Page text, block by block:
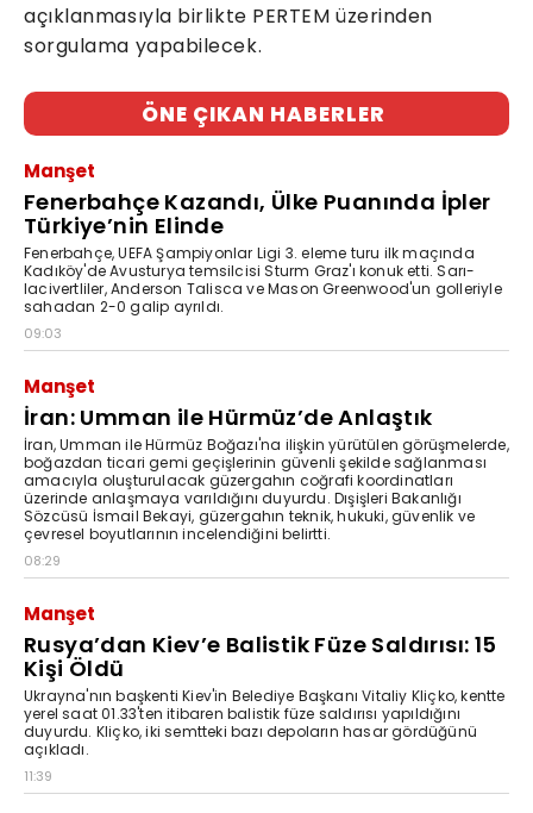
açıklanmasıyla birlikte PERTEM üzerinden
sorgulama yapabilecek.
ÖNE ÇIKAN HABERLER
Manşet
Fenerbahçe Kazandı, Ülke Puanında İpler
Türkiye’nin Elinde
Fenerbahçe, UEFA Şampiyonlar Ligi 3. eleme turu ilk maçında
Kadıköy'de Avusturya temsilcisi Sturm Graz'ı konuk etti. Sarı-
lacivertliler, Anderson Talisca ve Mason Greenwood'un golleriyle
sahadan 2-0 galip ayrıldı.
09:03
Manşet
İran: Umman ile Hürmüz’de Anlaştık
İran, Umman ile Hürmüz Boğazı'na ilişkin yürütülen görüşmelerde,
boğazdan ticari gemi geçişlerinin güvenli şekilde sağlanması
amacıyla oluşturulacak güzergahın coğrafi koordinatları
üzerinde anlaşmaya varıldığını duyurdu. Dışişleri Bakanlığı
Sözcüsü İsmail Bekayi, güzergahın teknik, hukuki, güvenlik ve
çevresel boyutlarının incelendiğini belirtti.
08:29
Manşet
Rusya’dan Kiev’e Balistik Füze Saldırısı: 15
Kişi Öldü
Ukrayna'nın başkenti Kiev'in Belediye Başkanı Vitaliy Kliçko, kentte
yerel saat 01.33'ten itibaren balistik füze saldırısı yapıldığını
duyurdu. Kliçko, iki semtteki bazı depoların hasar gördüğünü
açıkladı.
11:39